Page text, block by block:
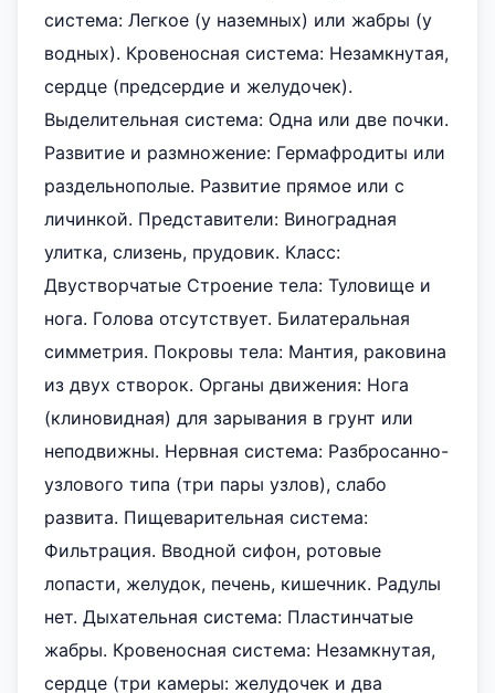
система: Легкое (у наземных) или жабры (у
водных). Кровеносная система: Незамкнутая,
сердце (предсердие и желудочек).
Выделительная система: Одна или две почки.
Развитие и размножение: Гермафродиты или
раздельнополые. Развитие прямое или с
личинкой. Представители: Виноградная
улитка, слизень, прудовик. Класс:
Двустворчатые Строение тела: Туловище и
нога. Голова отсутствует. Билатеральная
симметрия. Покровы тела: Мантия, раковина
из двух створок. Органы движения: Нога
(клиновидная) для зарывания в грунт или
неподвижны. Нервная система: Разбросанно-
узлового типа (три пары узлов), слабо
развита. Пищеварительная система:
Фильтрация. Вводной сифон, ротовые
лопасти, желудок, печень, кишечник. Радулы
нет. Дыхательная система: Пластинчатые
жабры. Кровеносная система: Незамкнутая,
сердце (три камеры: желудочек и два